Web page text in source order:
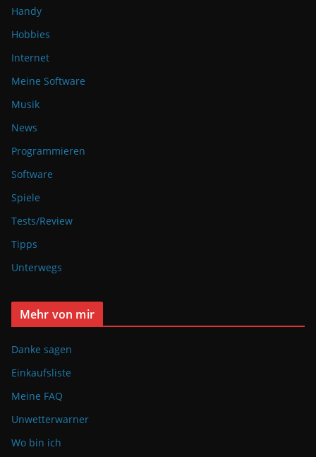
Handy
Hobbies
Internet
Meine Software
Musik
News
Programmieren
Software
Spiele
Tests/Review
Tipps
Unterwegs
Mehr von mir
Danke sagen
Einkaufsliste
Meine FAQ
Unwetterwarner
Wo bin ich